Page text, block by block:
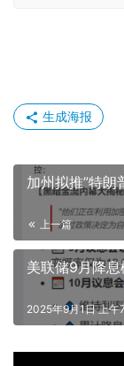
生成海报
加州拟推”特朗
上一篇
美联储9月降
2025年9月1日 上午